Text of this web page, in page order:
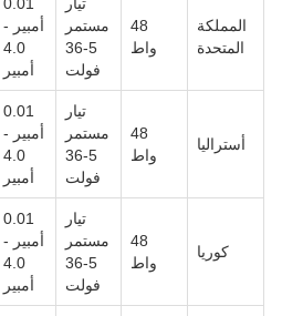
المملكة
المتحدة
48
واط
مستمر
5-36
فولت
أمبير -
4.0
أمبير
أستراليا
48
واط
تيار
مستمر
5-36
فولت
0.01
أمبير -
4.0
أمبير
كوريا
48
واط
تيار
مستمر
5-36
فولت
0.01
أمبير -
4.0
أمبير